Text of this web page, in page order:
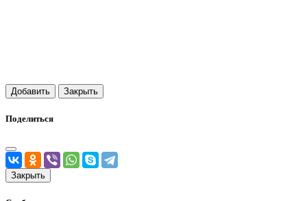
Добавить Закрыть
Поделиться
Закрыть